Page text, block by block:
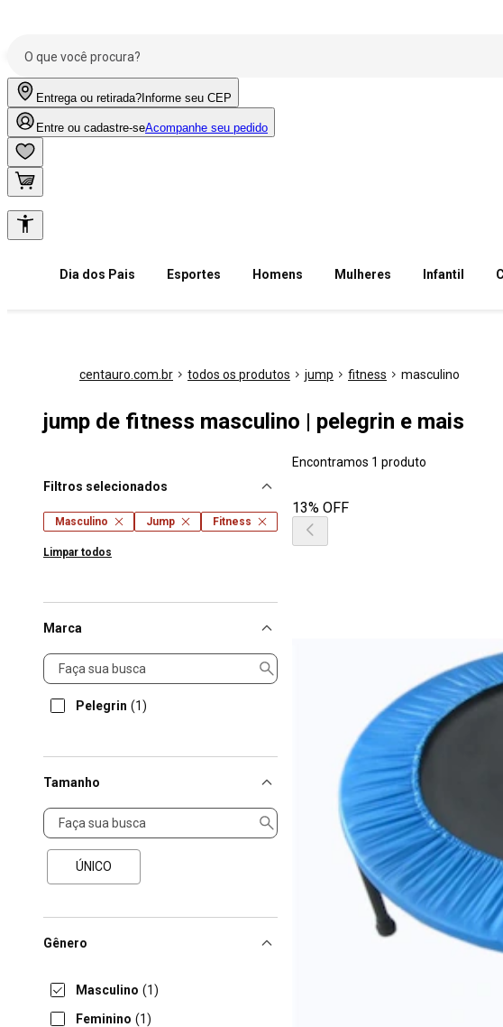
Entrega ou retirada? Informe seu CEP
Entre ou cadastre-seAcompanhe seu pedido
Dia dos Pais Esportes Homens Mulheres Infantil
centauro.com.br todos os produtos jump fitness masculino
jump de fitness masculino | pelegrin e mais
Filtros selecionados
Masculino Jump Fitness
Limpar todos
Marca
Marca
Pelegrin (1)
Tamanho
Tamanho
ÚNICO
Gênero
Masculino (1)
Feminino (1)
Encontramos 1 produto
13% OFF